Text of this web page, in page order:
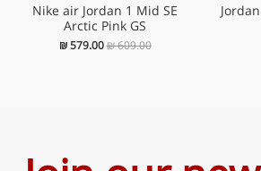
Nike air Jordan 1 Mid SE
Arctic Pink GS
₪609.00
₪579.00